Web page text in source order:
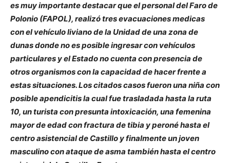
es muy importante destacar que el personal del Faro de
Polonio (FAPOL), realizó tres evacuaciones medicas
con el vehículo liviano de la Unidad de una zona de
dunas donde no es posible ingresar con vehículos
particulares y el Estado no cuenta con presencia de
otros organismos con la capacidad de hacer frente a
estas situaciones. Los citados casos fueron una niña con
posible apendicitis la cual fue trasladada hasta la ruta
10, un turista con presunta intoxicación, una femenina
mayor de edad con fractura de tibia y peroné hasta el
centro asistencial de Castillo y finalmente un joven
masculino con ataque de asma también hasta el centro